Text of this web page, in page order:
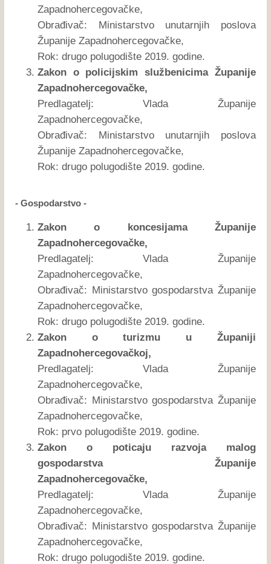
Zapadnohercegovačke,
Obrađivač: Ministarstvo unutarnjih poslova
Županije Zapadnohercegovačke,
Rok: drugo polugodište 2019. godine.
Zakon o policijskim službenicima Županije
Zapadnohercegovačke,
Predlagatelj: Vlada Županije
Zapadnohercegovačke,
Obrađivač: Ministarstvo unutarnjih poslova
Županije Zapadnohercegovačke,
Rok: drugo polugodište 2019. godine.
- Gospodarstvo -
Zakon o koncesijama Županije
Zapadnohercegovačke,
Predlagatelj: Vlada Županije
Zapadnohercegovačke,
Obrađivač: Ministarstvo gospodarstva Županije
Zapadnohercegovačke,
Rok: drugo polugodište 2019. godine.
Zakon o turizmu u Županiji
Zapadnohercegovačkoj,
Predlagatelj: Vlada Županije
Zapadnohercegovačke,
Obrađivač: Ministarstvo gospodarstva Županije
Zapadnohercegovačke,
Rok: prvo polugodište 2019. godine.
Zakon o poticaju razvoja malog
gospodarstva Županije
Zapadnohercegovačke,
Predlagatelj: Vlada Županije
Zapadnohercegovačke,
Obrađivač: Ministarstvo gospodarstva Županije
Zapadnohercegovačke,
Rok: drugo polugodište 2019. godine.